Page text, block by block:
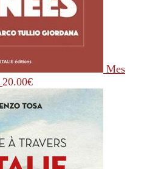
Mes
20.00€